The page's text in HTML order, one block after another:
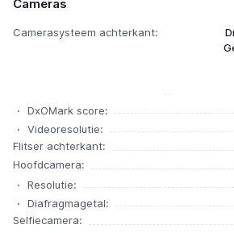
Cameras
Camerasysteem achterkant:
DxOMark score:
Videoresolutie:
Flitser achterkant:
Hoofdcamera:
Resolutie:
Diafragmagetal:
Selfiecamera: